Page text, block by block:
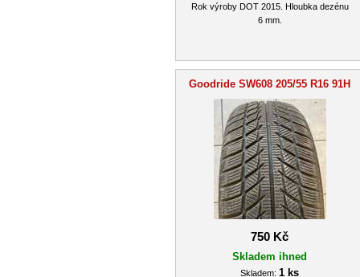
Rok výroby DOT 2015. Hloubka dezénu
6 mm.
Goodride SW608 205/55 R16 91H
750 Kč
Skladem ihned
Skladem: 1 ks